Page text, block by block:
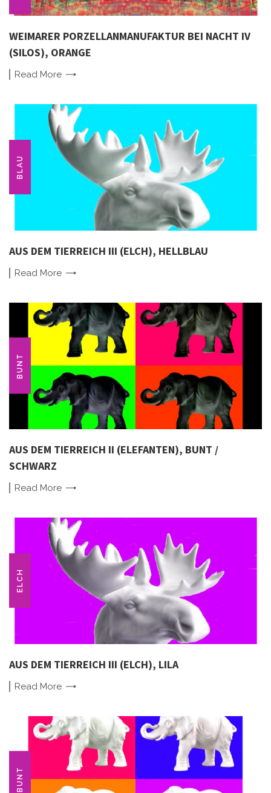
WEIMARER PORZELLANMANUFAKTUR BEI NACHT IV
(SILOS), ORANGE
Read More
BLAU
AUS DEM TIERREICH III (ELCH), HELLBLAU
Read More
BUNT
AUS DEM TIERREICH II (ELEFANTEN), BUNT /
SCHWARZ
Read More
ELCH
AUS DEM TIERREICH III (ELCH), LILA
Read More
BUNT